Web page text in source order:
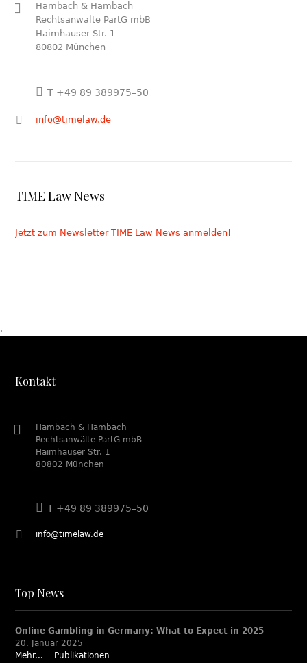
Hambach & Hambach
Rechtsanwälte PartG mbB
Haimhauser Str. 1
80802 München
T +49 89 389975–50
info@timelaw.de
TIME Law News
Jetzt zum Newsletter TIME Law News anmelden!
.
Kontakt
Hambach & Hambach
Rechtsanwälte PartG mbB
Haimhauser Str. 1
80802 München
T +49 89 389975–50
info@timelaw.de
Top News
Online Gambling in Germany: What to Expect in 2025
20. Januar 2025
Mehr...
Publikationen